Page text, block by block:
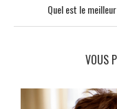
Quel est le
VOUS